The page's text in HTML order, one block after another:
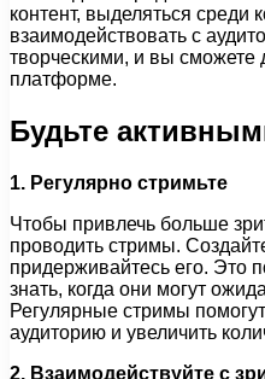
контент, выделяться среди
взаимодействовать с
творческими, и вы сможете
платформе.
Будьте
1. Регулярно стримьте
Чтобы привлечь больше
проводить стримы.
придерживайтесь его. Это
знать, когда они могут
Регулярные стримы
аудиторию и увеличить
2. Взаимодействуйте с